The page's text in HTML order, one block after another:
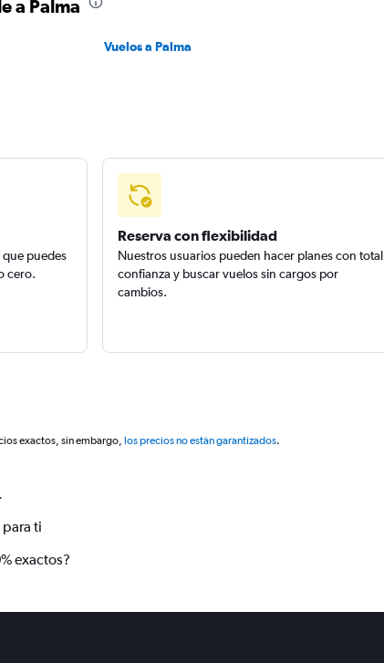
a Palma
Vuelos a Palma
que puedes
cero.
Reserva con flexibilidad
Nuestros usuarios pueden hacer planes con total
confianza y buscar vuelos sin cargos por
cambios.
exactos, sin embargo, los precios no están garantizados.
ti
exactos?